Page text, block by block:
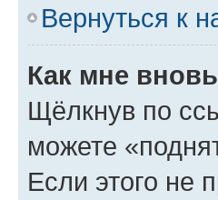
Вернуться к
Как мне
Щёлкнув по
можете
Если этого не